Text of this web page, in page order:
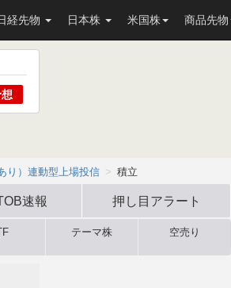
経先物 日本株 米国株 商品先物
り）連動型上場投信 積立
速報 押し目 アラート
テーマ株 空売り